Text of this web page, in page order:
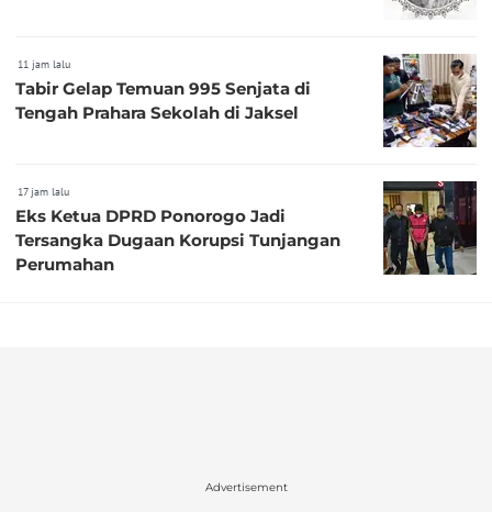
11 jam lalu
Tabir Gelap Temuan 995 Senjata di
Tengah Prahara Sekolah di Jaksel
17 jam lalu
Eks Ketua DPRD Ponorogo Jadi
Tersangka Dugaan Korupsi Tunjangan
Perumahan
Advertisement